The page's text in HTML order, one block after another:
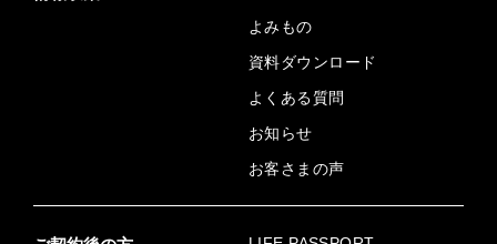
よみもの
資料ダウンロード
よくある質問
お知らせ
お客さまの声